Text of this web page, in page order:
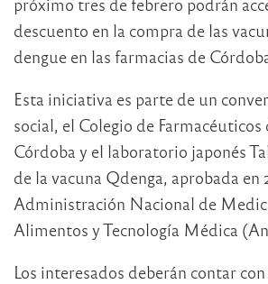
descuento en la compra de las
dengue en las farmacias de
Esta iniciativa es parte de un
social, el Colegio de
Córdoba y el laboratorio japonés
de la vacuna Qdenga, aprobada en
Administración Nacional de
Alimentos y Tecnología Médica
Los interesados deberán contar